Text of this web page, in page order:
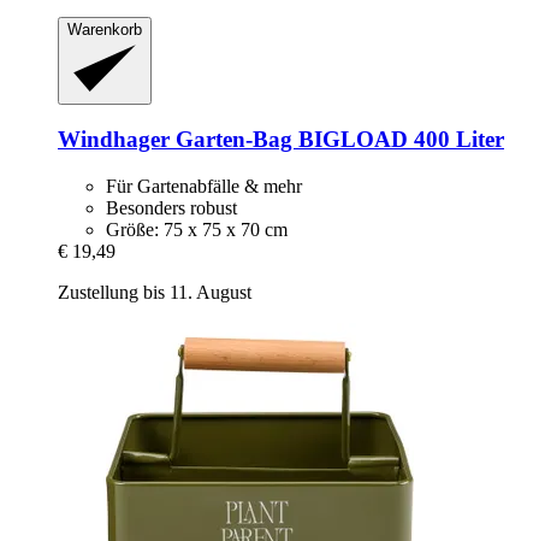
Warenkorb
Windhager Garten-​Bag BIGLOAD 400 Liter
Für Gartenabfälle & mehr
Besonders robust
Größe: 75 x 75 x 70 cm
€ 19,49
Zustellung bis 11. August